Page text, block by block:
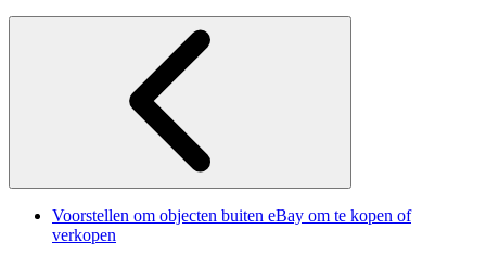
Voorstellen om objecten buiten eBay om te kopen of
verkopen